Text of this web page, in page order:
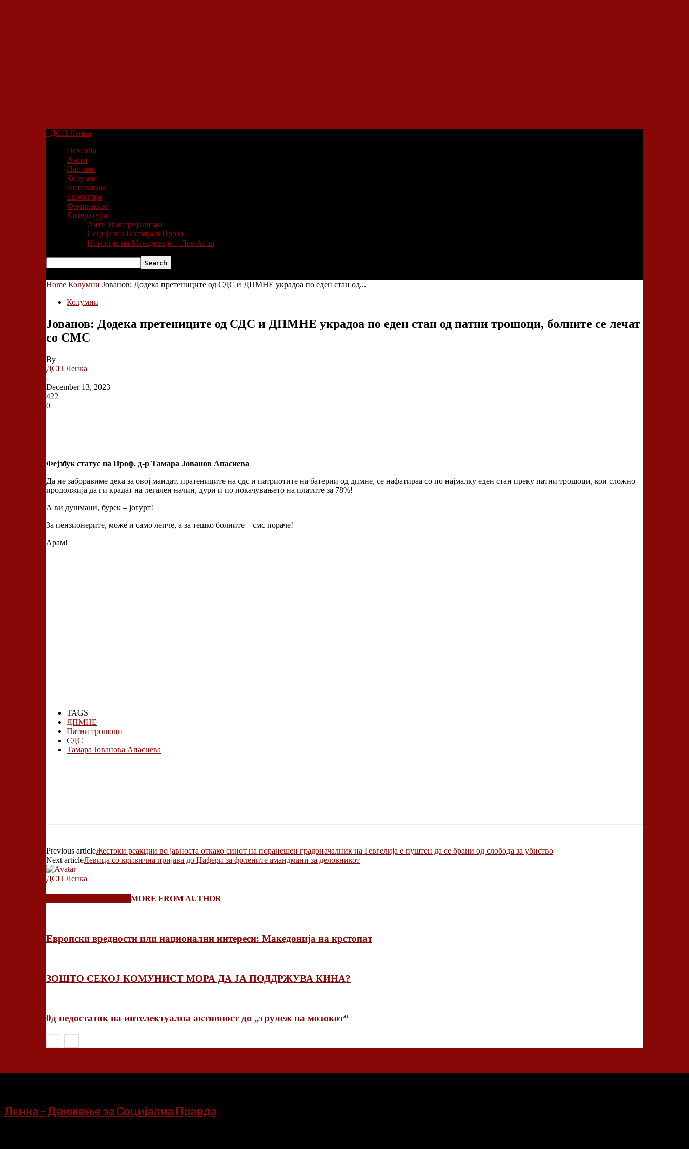
ДСП Ленка
Почетна
Вести
Настани
Колумни
Активизам
Екологија
Феминизам
Литература
Анти Империјализам
Социјална Поезија и Проза
Историја на Македонија – Лев Агол
Home Колумни Јованов: Додека претениците од СДС и ДПМНЕ украдоа по еден стан од...
Колумни
Јованов: Додека претениците од СДС и ДПМНЕ украдоа по еден стан од патни трошоци, болните се лечат
со СМС
By
ДСП Ленка
-
December 13, 2023
422
0
Фејзбук статус на Проф. д-р Тамара Јованов Апасиева
Да не заборавиме дека за овој мандат, пратениците на сдс и патриотите на батерии од дпмне, се нафатираа со по најмалку еден стан преку патни трошоци, кои сложно
продолжија да ги крадат на легален начин, дури и по покачувањето на платите за 78%!
А ви душмани, бурек – јогурт!
За пензионерите, може и само лепче, а за тешко болните – смс пораче!
Арам!
TAGS
ДПМНЕ
Патни трошоци
СДС
Тамара Јованова Апасиева
Previous articleЖестоки реакции во јавноста откако синот на поранешен градоначалник на Гевгелија е пуштен да се брани од слобода за убиство
Next articleЛевица со кривична пријава до Џафери за фрлените амандмани за деловникот
ДСП Ленка
MORE FROM AUTHOR
Европски вредности или национални интереси: Македонија на крстопат
ЗОШТО СЕКОЈ КОМУНИСТ МОРА ДА ЈА ПОДДРЖУВА КИНА?
0д недостаток на интелектуална активност до „трулеж на мозокот“
Ленка - Движење за Социјална Правда